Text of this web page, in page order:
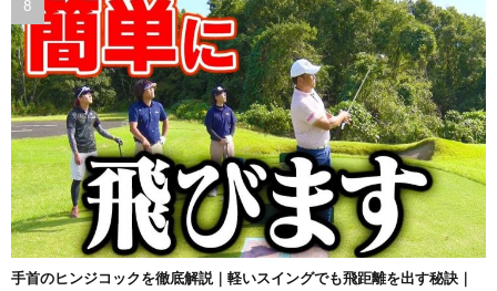
手首のヒンジコックを徹底解説｜軽いスイングでも飛距離を出す秘訣｜